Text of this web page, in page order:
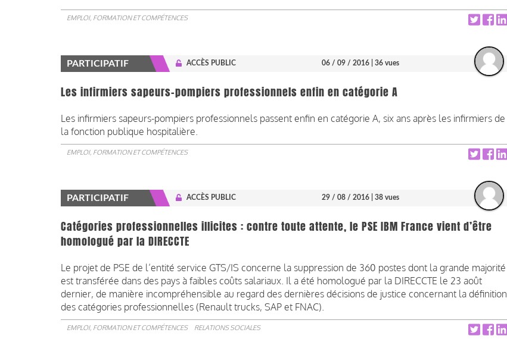
EMPLOI, FORMATION ET COMPÉTENCES
PARTICIPATIF ACCÈS PUBLIC 06 / 09 / 2016 | 36 vues
Les infirmiers sapeurs-pompiers professionnels enfin en catégorie A
Les infirmiers sapeurs-pompiers professionnels passent enfin en catégorie A, six ans après les infirmiers de
la fonction publique hospitalière.
EMPLOI, FORMATION ET COMPÉTENCES
PARTICIPATIF ACCÈS PUBLIC 29 / 08 / 2016 | 38 vues
Catégories professionnelles illicites : contre toute attente, le PSE IBM France vient d’être
homologué par la DIRECCTE
Le projet de PSE de l’entité service GTS/IS concerne la suppression de 360 postes dont la grande majorité
est transférée dans des pays à faibles coûts salariaux. Il a été homologué par la DIRECCTE le 23 août
dernier, de manière incompréhensible au regard des dernières décisions de justice concernant la définition
des catégories professionnelles (Renault trucks, SAP et FNAC).
EMPLOI, FORMATION ET COMPÉTENCES RELATIONS SOCIALES